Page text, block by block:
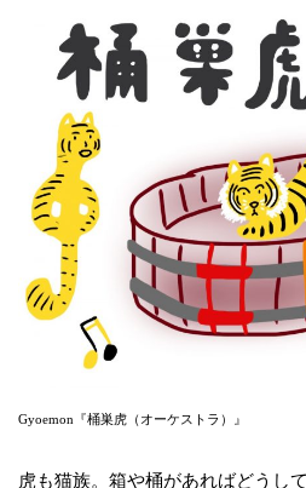
Gyoemon『桶巣虎（オーケストラ）』
虎も猫族。箱や桶があればどうし